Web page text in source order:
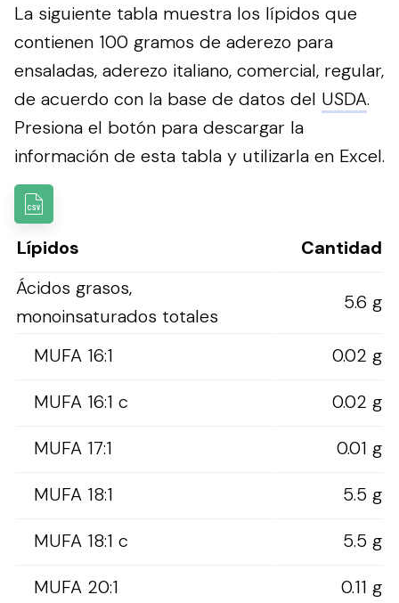
La siguiente tabla muestra los lípidos que
contienen 100 gramos de aderezo para
ensaladas, aderezo italiano, comercial, regular,
de acuerdo con la base de datos del USDA.
Presiona el botón para descargar la
información de esta tabla y utilizarla en Excel.
Lípidos
Cantidad
Ácidos grasos,
monoinsaturados totales
5.6 g
MUFA 16:1
0.02 g
MUFA 16:1 c
0.02 g
MUFA 17:1
0.01 g
MUFA 18:1
5.5 g
MUFA 18:1 c
5.5 g
MUFA 20:1
0.11 g